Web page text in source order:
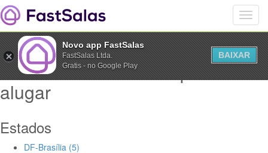
Salas de Treinamento para
alugar
Estados
DF-Brasília (5)
Novo app FastSalas
FastSalas Ltda.
Gratis - no Google Play
BAIXAR